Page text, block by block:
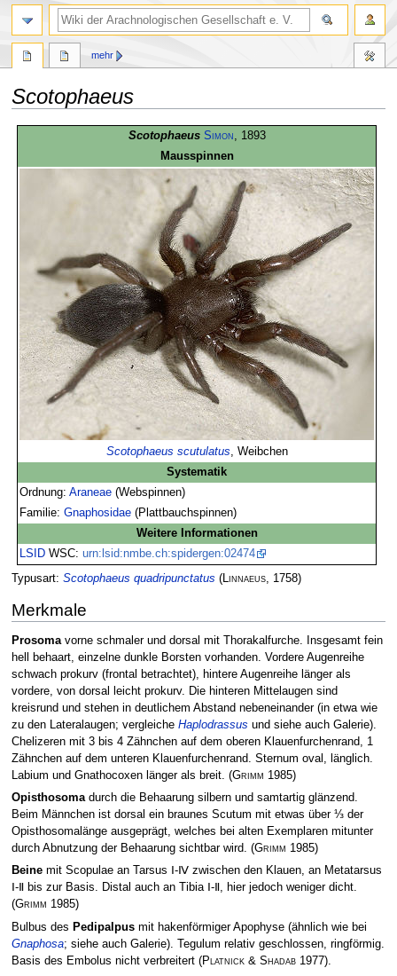
Scotophaeus
springen
springen
Scotophaeus Simon , 1893
Mausspinnen
Scotophaeus scutulatus , Weibchen
Systematik
Ordnung:Araneae (Webspinnen)
Familie:Gnaphosidae (Plattbauchspinnen)
Weitere Informationen
LSID WSC:urn:lsid:nmbe.ch:spidergen:02474
Typusart: Scotophaeus quadripunctatus (Linnaeus, 1758)
Merkmale
Prosomavorne schmaler und dorsal mit Thorakalfurche. Insgesamt fein
hell behaart, einzelne dunkle Borsten vorhanden. Vordere Augenreihe
schwach prokurv (frontal betrachtet), hintere Augenreihe länger als
vordere, von dorsal leicht prokurv. Die hinteren Mittelaugen sind
kreisrund und stehen in deutlichem Abstand nebeneinander (in etwa wie
zu den Lateralaugen; vergleiche Haplodrassus und siehe auch Galerie).
Chelizeren mit 3 bis 4 Zähnchen auf dem oberen Klauenfurchenrand, 1
Zähnchen auf dem unteren Klauenfurchenrand. Sternum oval, länglich.
Labium und Gnathocoxen länger als breit. (Grimm 1985)
Opisthosomadurch die Behaarung silbern und samtartig glänzend.
Beim Männchen ist dorsal ein braunes Scutum mit etwas über ⅓ der
Opisthosomalänge ausgeprägt, welches bei alten Exemplaren mitunter
durch Abnutzung der Behaarung sichtbar wird. (Grimm 1985)
Beinemit Scopulae an Tarsus Ⅰ-Ⅳ zwischen den Klauen, an Metatarsus
Ⅰ-Ⅱ bis zur Basis. Distal auch an Tibia Ⅰ-Ⅱ, hier jedoch weniger dicht.
(Grimm 1985)
Bulbus des Pedipalpusmit hakenförmiger Apophyse (ähnlich wie bei
Gnaphosa; siehe auch Galerie). Tegulum relativ geschlossen, ringförmig.
Basis des Embolus nicht verbreitert (Platnick & Shadab1977).
mehr